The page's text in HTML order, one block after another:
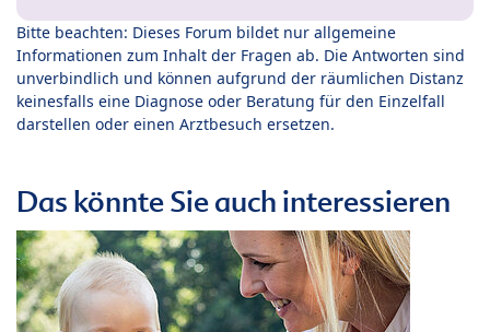
Bitte beachten: Dieses Forum bildet nur allgemeine
Informationen zum Inhalt der Fragen ab. Die Antworten sind
unverbindlich und können aufgrund der räumlichen Distanz
keinesfalls eine Diagnose oder Beratung für den Einzelfall
darstellen oder einen Arztbesuch ersetzen.
Das könnte Sie auch interessieren